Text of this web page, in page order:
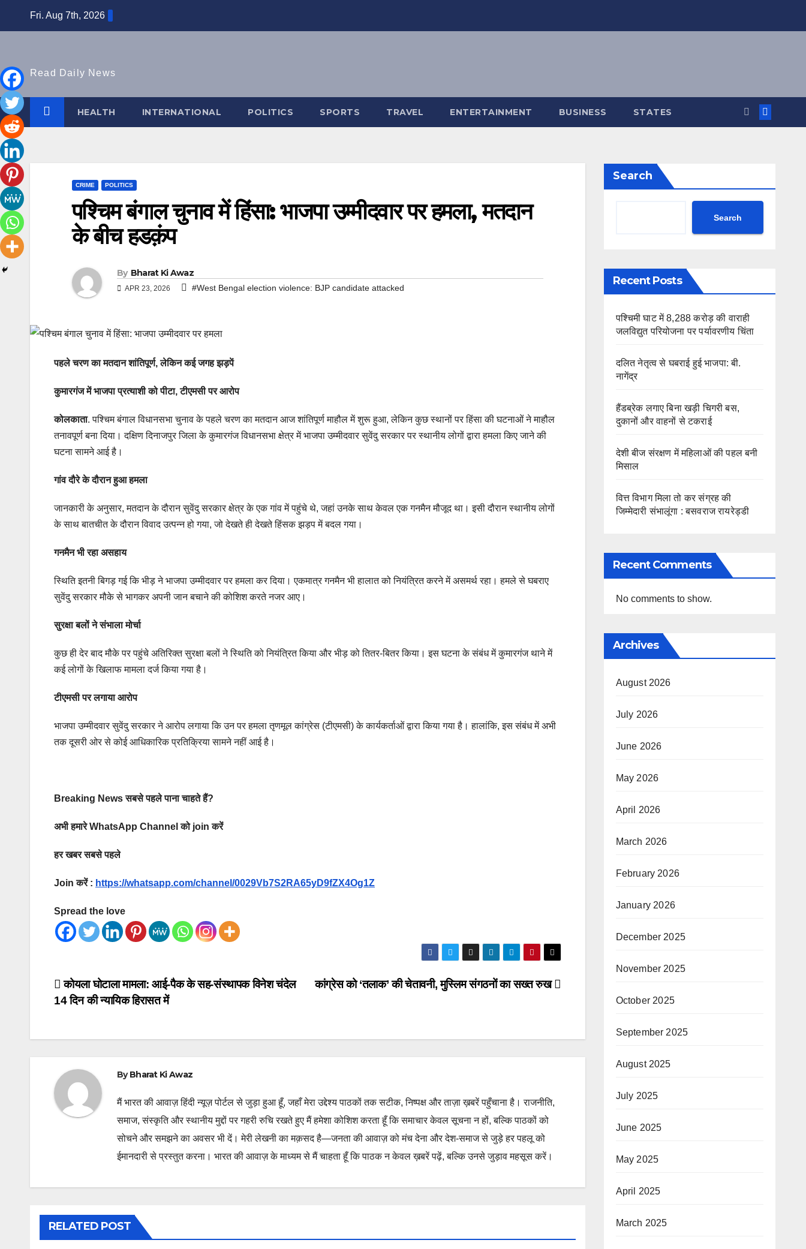
Fri. Aug 7th, 2026
Read Daily News
HEALTH INTERNATIONAL POLITICS SPORTS TRAVEL ENTERTAINMENT BUSINESS STATES
CRIME POLITICS
पश्चिम बंगाल चुनाव में हिंसा: भाजपा उम्मीदवार पर हमला, मतदान
के बीच हडक़ंप
By Bharat Ki Awaz
APR 23, 2026 #West Bengal election violence: BJP candidate attacked
पहले चरण का मतदान शांतिपूर्ण, लेकिन कई जगह झड़पें
कुमारगंज में भाजपा प्रत्याशी को पीटा, टीएमसी पर आरोप
कोलकाता. पश्चिम बंगाल विधानसभा चुनाव के पहले चरण का मतदान आज शांतिपूर्ण माहौल में शुरू हुआ, लेकिन कुछ स्थानों पर हिंसा की घटनाओं ने माहौल
तनावपूर्ण बना दिया। दक्षिण दिनाजपुर जिला के कुमारगंज विधानसभा क्षेत्र में भाजपा उम्मीदवार सुवेंदु सरकार पर स्थानीय लोगों द्वारा हमला किए जाने की
घटना सामने आई है।
गांव दौरे के दौरान हुआ हमला
जानकारी के अनुसार, मतदान के दौरान सुवेंदु सरकार क्षेत्र के एक गांव में पहुंचे थे, जहां उनके साथ केवल एक गनमैन मौजूद था। इसी दौरान स्थानीय लोगों
के साथ बातचीत के दौरान विवाद उत्पन्न हो गया, जो देखते ही देखते हिंसक झड़प में बदल गया।
गनमैन भी रहा असहाय
स्थिति इतनी बिगड़ गई कि भीड़ ने भाजपा उम्मीदवार पर हमला कर दिया। एकमात्र गनमैन भी हालात को नियंत्रित करने में असमर्थ रहा। हमले से घबराए
सुवेंदु सरकार मौके से भागकर अपनी जान बचाने की कोशिश करते नजर आए।
सुरक्षा बलों ने संभाला मोर्चा
कुछ ही देर बाद मौके पर पहुंचे अतिरिक्त सुरक्षा बलों ने स्थिति को नियंत्रित किया और भीड़ को तितर-बितर किया। इस घटना के संबंध में कुमारगंज थाने में
कई लोगों के खिलाफ मामला दर्ज किया गया है।
टीएमसी पर लगाया आरोप
भाजपा उम्मीदवार सुवेंदु सरकार ने आरोप लगाया कि उन पर हमला तृणमूल कांग्रेस (टीएमसी) के कार्यकर्ताओं द्वारा किया गया है। हालांकि, इस संबंध में अभी
तक दूसरी ओर से कोई आधिकारिक प्रतिक्रिया सामने नहीं आई है।
Breaking News सबसे पहले पाना चाहते हैं?
अभी हमारे WhatsApp Channel को join करें
हर खबर सबसे पहले
Join करें : https://whatsapp.com/channel/0029Vb7S2RA65yD9fZX4Og1Z
Spread the love
Post
navigation
कांग्रेस को ‘तलाक’ की चेतावनी, मुस्लिम संगठनों का सख्त रुख
कोयला घोटाला मामला: आई-पैक के सह-संस्थापक विनेश चंदेल
14 दिन की न्यायिक हिरासत में
ByBharat Ki Awaz
मैं भारत की आवाज़ हिंदी न्यूज़ पोर्टल से जुड़ा हुआ हूँ, जहाँ मेरा उद्देश्य पाठकों तक सटीक, निष्पक्ष और ताज़ा ख़बरें पहुँचाना है। राजनीति,
समाज, संस्कृति और स्थानीय मुद्दों पर गहरी रुचि रखते हुए मैं हमेशा कोशिश करता हूँ कि समाचार केवल सूचना न हों, बल्कि पाठकों को
सोचने और समझने का अवसर भी दें। मेरी लेखनी का मक़सद है—जनता की आवाज़ को मंच देना और देश-समाज से जुड़े हर पहलू को
ईमानदारी से प्रस्तुत करना। भारत की आवाज़ के माध्यम से मैं चाहता हूँ कि पाठक न केवल ख़बरें पढ़ें, बल्कि उनसे जुड़ाव महसूस करें।
RELATED POST
Search
Search
Recent Posts
पश्चिमी घाट में 8,288 करोड़ की वाराही
जलविद्युत परियोजना पर पर्यावरणीय चिंता
दलित नेतृत्व से घबराई हुई भाजपा: बी.
नागेंद्र
हैंडब्रेक लगाए बिना खड़ी चिगरी बस,
दुकानों और वाहनों से टकराई
देशी बीज संरक्षण में महिलाओं की पहल बनी
मिसाल
वित्त विभाग मिला तो कर संग्रह की
जिम्मेदारी संभालूंगा : बसवराज रायरेड्डी
Recent Comments
No comments to show.
Archives
August 2026
July 2026
June 2026
May 2026
April 2026
March 2026
February 2026
January 2026
December 2025
November 2025
October 2025
September 2025
August 2025
July 2025
June 2025
May 2025
April 2025
March 2025